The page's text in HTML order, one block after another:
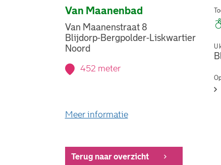
Van Maanenbad
Van Maanenstraat 8
Blijdorp-Bergpolder-Liskwartier
Noord
452 meter
U
Meer informatieover stemlocatie Van
Terug naar overzicht